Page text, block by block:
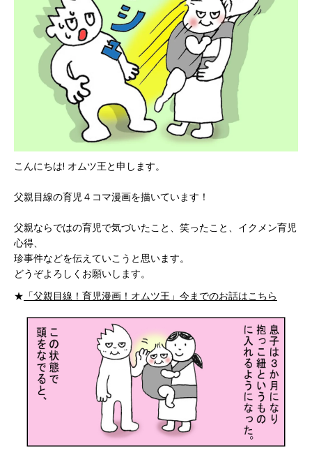
こんにちは! オムツ王と申します。
父親目線の育児４コマ漫画を描いています！
父親ならではの育児で気づいたこと、笑ったこと、イクメン育児
心得、
珍事件などを伝えていこうと思います。
どうぞよろしくお願いします。
★ 「父親目線！育児漫画！オムツ王」今までのお話はこちら